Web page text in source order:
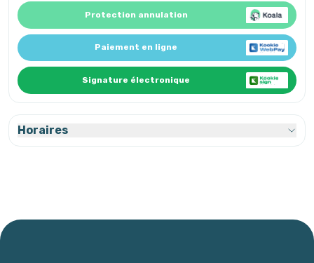
Protection annulation
Paiement en ligne
Signature électronique
Horaires